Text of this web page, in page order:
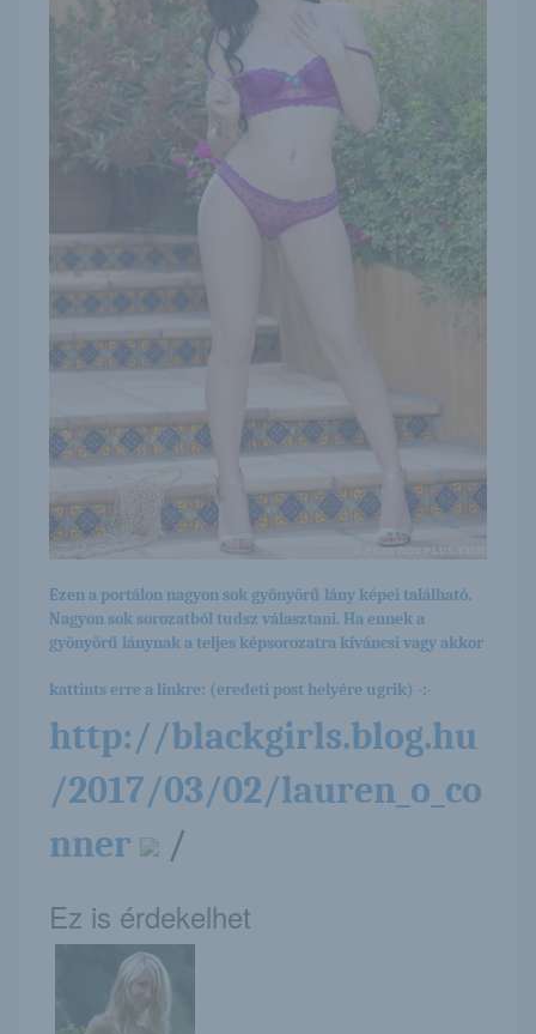
Ezen a portálon nagyon sok gyönyörű lány képei található.
Nagyon sok sorozatból tudsz választani. Ha ennek a
gyönyörű lánynak a teljes képsorozatra kíváncsi vagy akkor
kattints erre a linkre: (eredeti post helyére ugrik) -:-
http://blackgirls.blog.hu
/2017/03/02/lauren_o_co
nner
/
Ez is érdekelhet